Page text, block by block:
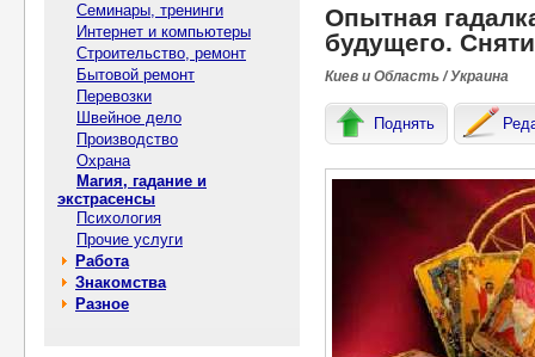
Семинары, тренинги
Интернет и компьютеры
Строительство, ремонт
Бытовой ремонт
Перевозки
Швейное дело
Производство
Охрана
Магия, гадание и
экстрасенсы
Психология
Прочие услуги
Работа
Знакомства
Разное
Опытная
будущего.
Киев и Область / Украина
Поднять